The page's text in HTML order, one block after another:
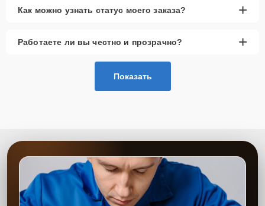
Как можно узнать статус моего заказа? +
Работаете ли вы честно и прозрачно? +
Показать